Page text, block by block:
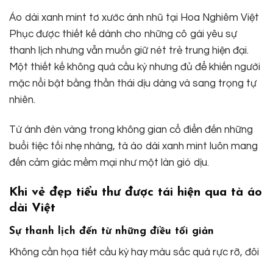
Áo dài xanh mint tơ xước ánh nhũ tại Hoa Nghiêm Việt
Phục được thiết kế dành cho những cô gái yêu sự
thanh lịch nhưng vẫn muốn giữ nét trẻ trung hiện đại.
Một thiết kế không quá cầu kỳ nhưng đủ để khiến người
mặc nổi bật bằng thần thái dịu dàng và sang trọng tự
nhiên.
Từ ánh đèn vàng trong không gian cổ điển đến những
buổi tiệc tối nhẹ nhàng, tà áo dài xanh mint luôn mang
đến cảm giác mềm mại như một làn gió dịu.
Khi vẻ đẹp tiểu thư được tái hiện qua tà áo
dài Việt
Sự thanh lịch đến từ những điều tối giản
Không cần họa tiết cầu kỳ hay màu sắc quá rực rỡ, đôi